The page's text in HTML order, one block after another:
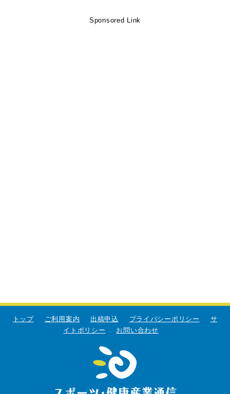
Sponsored Link
トップ ご利用案内 出稿申込 プライバシーポリシー
サ
イトポリシー
お問い合わせ